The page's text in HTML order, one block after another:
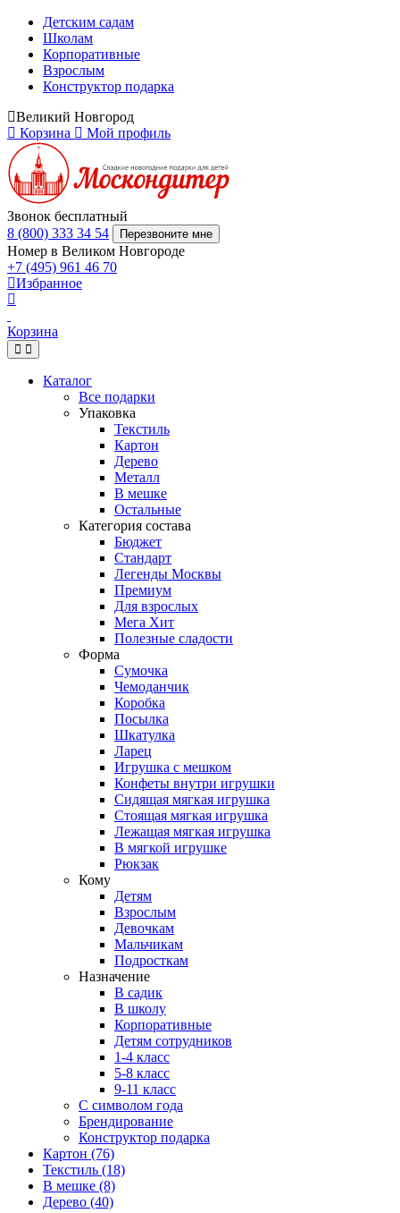
Детским садам
Школам
Корпоративные
Взрослым
Конструктор подарка
Великий Новгород
Корзина
Мой профиль
Звонок бесплатный
8 (800) 333 34 54
Перезвоните мне
Номер в Великом Новгороде
+7 (495) 961 46 70
Избранное
Корзина
Каталог
Все подарки
Упаковка
Текстиль
Картон
Дерево
Металл
В мешке
Остальные
Категория состава
Бюджет
Стандарт
Легенды Москвы
Премиум
Для взрослых
Мега Хит
Полезные сладости
Форма
Сумочка
Чемоданчик
Коробка
Посылка
Шкатулка
Ларец
Игрушка с мешком
Конфеты внутри игрушки
Сидящая мягкая игрушка
Стоящая мягкая игрушка
Лежащая мягкая игрушка
В мягкой игрушке
Рюкзак
Кому
Детям
Взрослым
Девочкам
Мальчикам
Подросткам
Назначение
В садик
В школу
Корпоративные
Детям сотрудников
1-4 класс
5-8 класс
9-11 класс
С символом года
Брендирование
Конструктор подарка
Картон (76)
Текстиль (18)
В мешке (8)
Дерево (40)